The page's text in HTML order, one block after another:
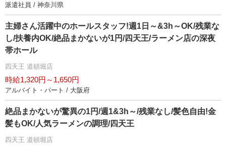
派遣社員 / 神奈川県
主婦さん活躍中のホールスタッフ!週1日～&3h～OK/残業な
し/扶養内OK/絶品まかないが1円/四天王/ラーメン店の深夜
帯ホール
四天王 道頓堀店
時給1,320円～1,650円
アルバイト・パート / 大阪府
絶品まかないが驚異の1円/週1&3h～/残業なし/髪色自由!金
髪もOK/人気ラーメンの調理/四天王
四天王 道頓堀店